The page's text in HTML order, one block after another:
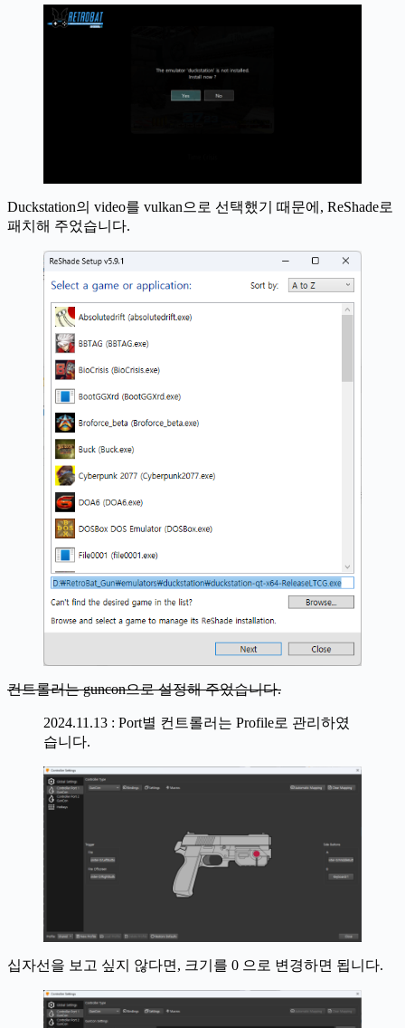
Duckstation의 video를 vulkan으로 선택했기 때문에, ReShade로
패치해 주었습니다.
컨트롤러는 guncon으로 설정해 주었습니다.
2024.11.13 : Port별 컨트롤러는 Profile로 관리하였
습니다.
십자선을 보고 싶지 않다면, 크기를 0 으로 변경하면 됩니다.